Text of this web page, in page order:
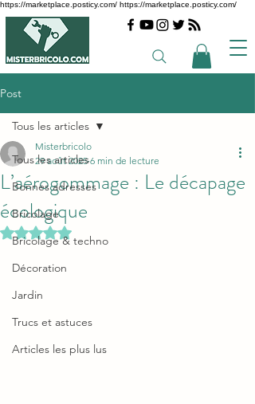
https://marketplace.posticy.com/ https://marketplace.posticy.com/
Post
Tous les articles
Bonnes adresses
Bricolage
Bricolage & techno
Décoration
Jardin
Trucs et astuces
Articles les plus lus
Tous les articles
L’aérogommage : Le décapage
écologique
Misterbricolo
29 août 2025 6 min de lecture
Noté NaN étoiles sur 5.